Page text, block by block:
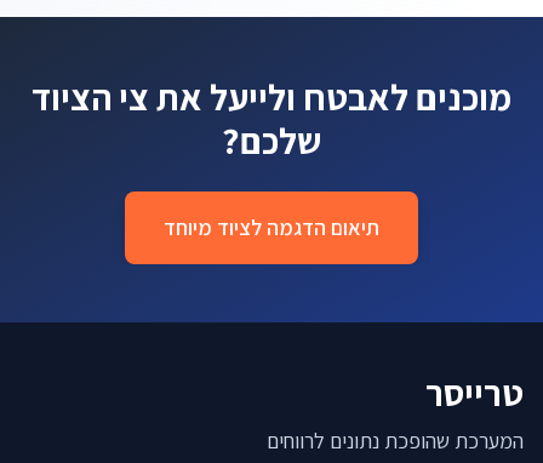
בפיילוט 30 יום למדידת תוצאות.
מוכנים לאבטח ולייעל את צי הציוד
שלכם?
תיאום הדגמה לציוד מיוחד
טרייסר
המערכת שהופכת נתונים לרווחים